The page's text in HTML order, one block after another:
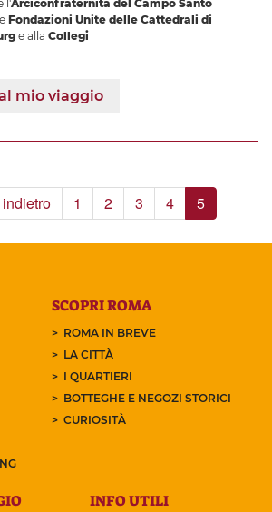
l'Arciconfraternita del Campo Santo
Fondazioni Unite delle Cattedrali di
e alla Collegi
mio viaggio
indietro 1 2 3 4 5
SCOPRI ROMA
ROMA IN BREVE
LA CITTÀ
I QUARTIERI
BOTTEGHE E NEGOZI STORICI
CURIOSITÀ
INFO UTILI